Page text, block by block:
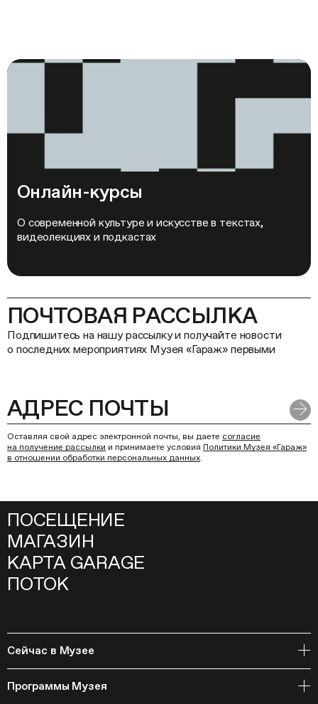
Онлайн-курсы
О современной культуре и искусстве в текстах,
видеолекциях и подкастах
ПОЧТОВАЯ РАССЫЛКА
Подпишитесь на нашу рассылку и получайте новости
о последних мероприятиях Музея «Гараж» первыми
Оставляя свой адрес электронной почты, вы даете согласие
на получение рассылки и принимаете условия Политики Музея «Гараж»
в отношении обработки персональных данных.
ПОСЕЩЕНИЕ
МАГАЗИН
КАРТА GARAGE
ПОТОК
Сейчас в Музее
События
Программы Музея